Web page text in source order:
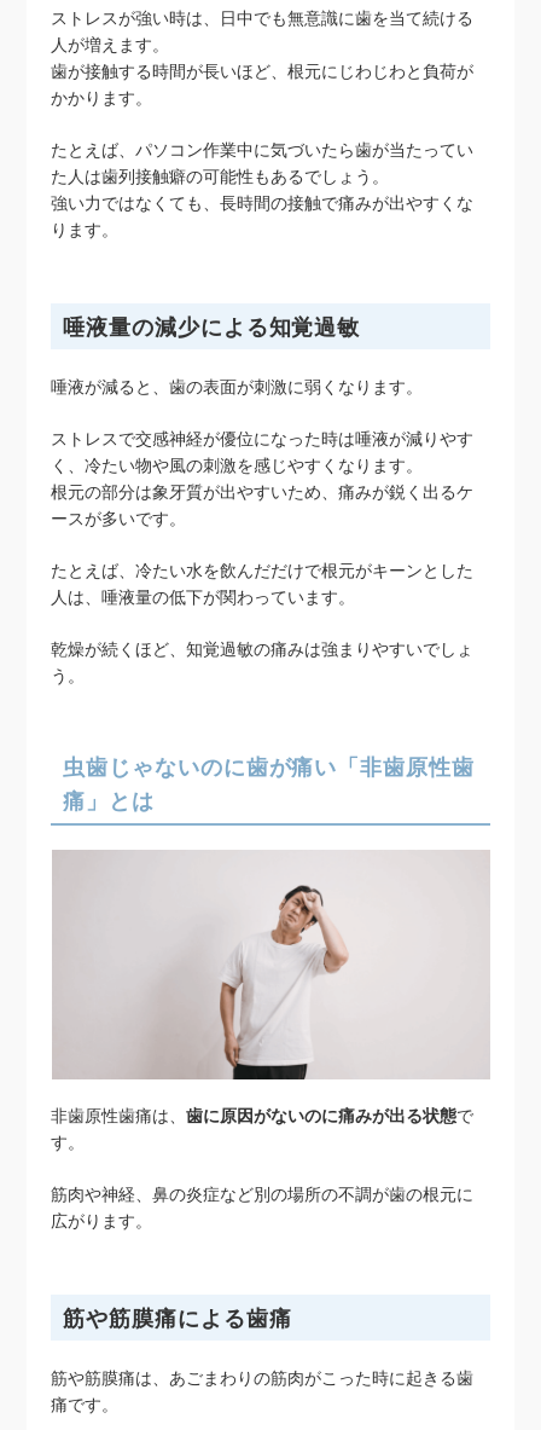
ストレスが強い時は、日中でも無意識に歯を当て続ける
人が増えます。
歯が接触する時間が長いほど、根元にじわじわと負荷が
かかります。
たとえば、パソコン作業中に気づいたら歯が当たってい
た人は歯列接触癖の可能性もあるでしょう。
強い力ではなくても、長時間の接触で痛みが出やすくな
ります。
唾液量の減少による知覚過敏
唾液が減ると、歯の表面が刺激に弱くなります。
ストレスで交感神経が優位になった時は唾液が減りやす
く、冷たい物や風の刺激を感じやすくなります。
根元の部分は象牙質が出やすいため、痛みが鋭く出るケ
ースが多いです。
たとえば、冷たい水を飲んだだけで根元がキーンとした
人は、唾液量の低下が関わっています。
乾燥が続くほど、知覚過敏の痛みは強まりやすいでしょ
う。
虫歯じゃないのに歯が痛い「非歯原性歯
痛」とは
非歯原性歯痛は、歯に原因がないのに痛みが出る状態で
す。
筋肉や神経、鼻の炎症など別の場所の不調が歯の根元に
広がります。
筋や筋膜痛による歯痛
筋や筋膜痛は、あごまわりの筋肉がこった時に起きる歯
痛です。